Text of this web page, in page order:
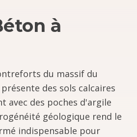
à
du massif du
des sols calcaires
avec des poches d'argile
géologique rend le
indispensable pour